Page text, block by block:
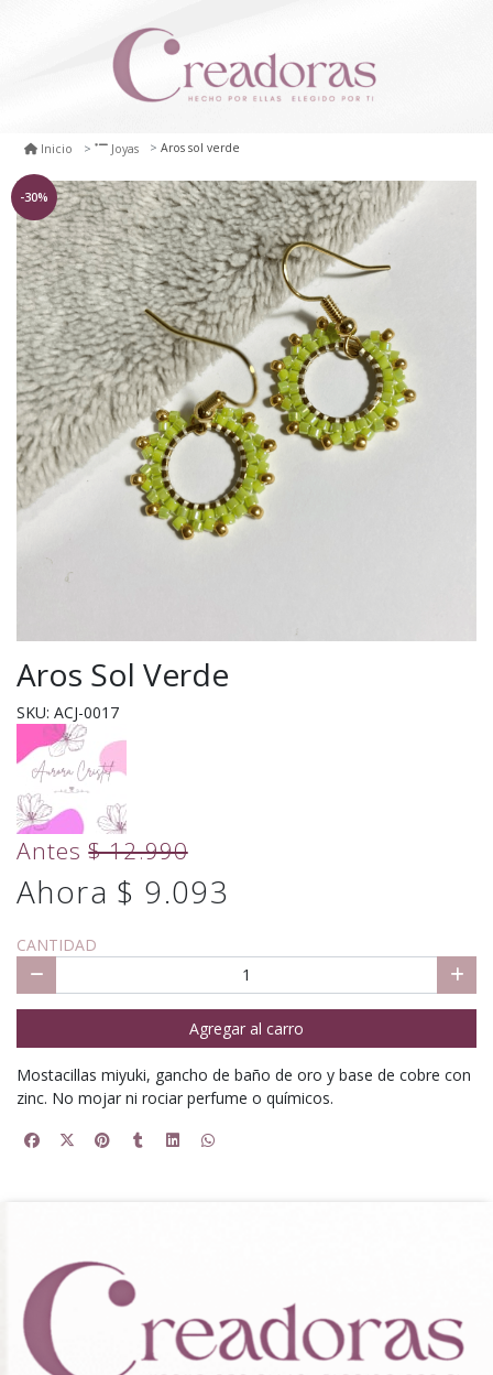
Inicio Joyas Aros sol verde
-30%
Aros Sol Verde
SKU: ACJ-0017
Antes$ 12.990
Ahora $ 9.093
CANTIDAD
Agregar al carro
Mostacillas miyuki, gancho de baño de oro y base de cobre con
zinc. No mojar ni rociar perfume o químicos.